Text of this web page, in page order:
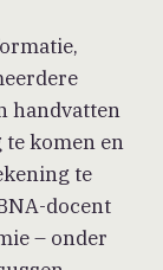
handvatten
komen en
te
docent
– onder